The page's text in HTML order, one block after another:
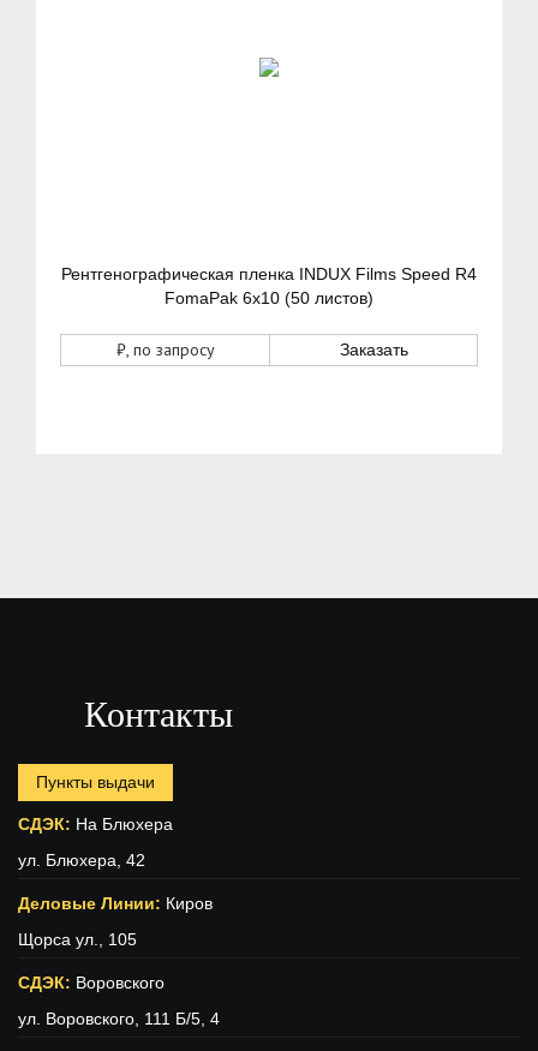
Рентгенографическая пленка INDUX Films Speed R4
FomaPak 6х10 (50 листов)
₽, по запросу Заказать
Контакты
Пункты выдачи
СДЭК: На Блюхера
ул. Блюхера, 42
Деловые Линии: Киров
Щорса ул., 105
СДЭК: Воровского
ул. Воровского, 111 Б/5, 4